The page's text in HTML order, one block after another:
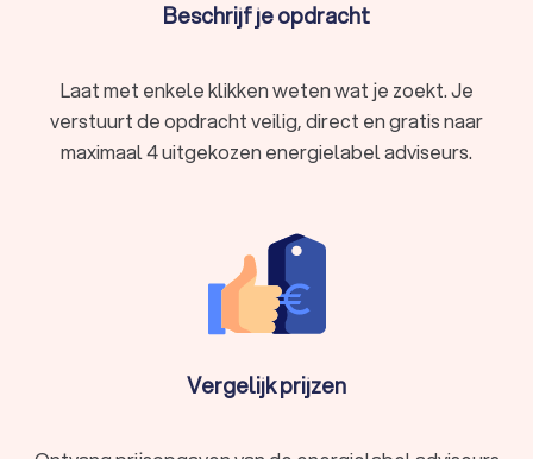
Heeg te vergelijken en de beste aanbiedingen te vinden. Je
vergelijken. Zo ben je verzekerd van een gecertificeerde
energielabel adviseur in Heeg die je kan helpen bij het
verkrijgen van het energielabel voor je woning.
Beschrijf je opdracht
Laat met enkele klikken weten wat je zoekt. Je
verstuurt de opdracht veilig, direct en gratis naar
maximaal 4 uitgekozen energielabel adviseurs.
Vergelijk prijzen